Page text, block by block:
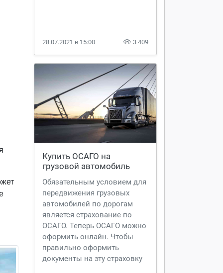
28.07.2021 в 15:00 3 409
Купить ОСАГО на
грузовой автомобиль
физическому лицу |
AVTOSLIV
Обязательным условием для
передвижения грузовых
автомобилей по дорогам
является страхование по
ОСАГО. Теперь ОСАГО можно
оформить онлайн. Чтобы
правильно оформить
документы на эту страховку